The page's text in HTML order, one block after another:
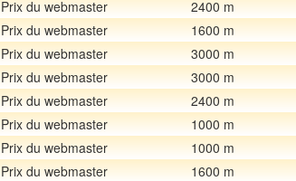
Prix du webmaster
2400 m
Prix du webmaster
1600 m
Prix du webmaster
3000 m
Prix du webmaster
3000 m
Prix du webmaster
2400 m
Prix du webmaster
1000 m
Prix du webmaster
1000 m
Prix du webmaster
1600 m